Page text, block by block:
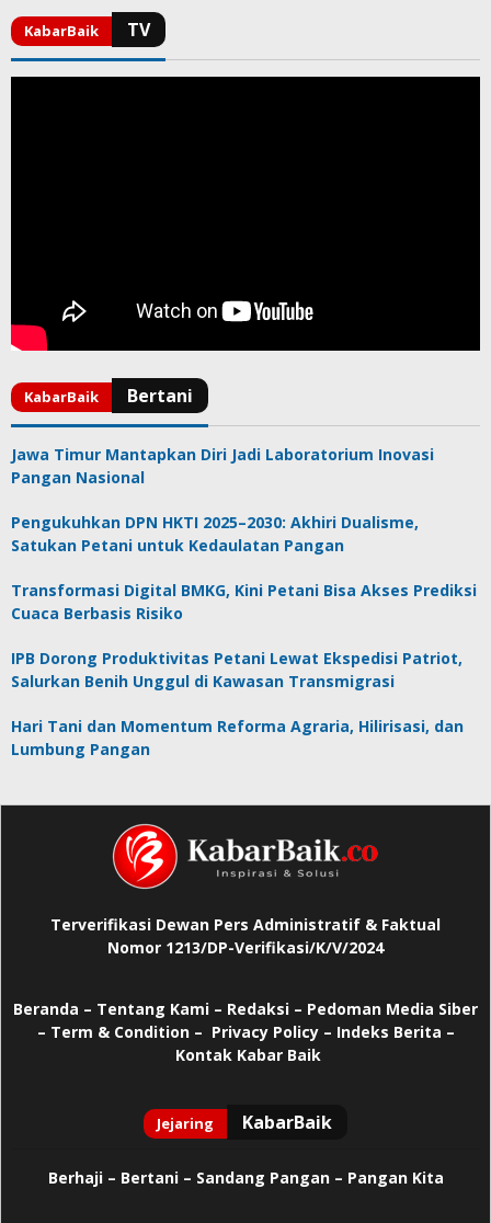
Jawa Timur Mantapkan Diri Jadi Laboratorium Inovasi
Pangan Nasional
Pengukuhkan DPN HKTI 2025–2030: Akhiri Dualisme,
Satukan Petani untuk Kedaulatan Pangan
Transformasi Digital BMKG, Kini Petani Bisa Akses Prediksi
Cuaca Berbasis Risiko
IPB Dorong Produktivitas Petani Lewat Ekspedisi Patriot,
Salurkan Benih Unggul di Kawasan Transmigrasi
Hari Tani dan Momentum Reforma Agraria, Hilirisasi, dan
Lumbung Pangan
Terverifikasi Dewan Pers Administratif & Faktual
Nomor 1213/DP-Verifikasi/K/V/2024
Beranda – Tentang Kami – Redaksi – Pedoman Media Siber
– Term & Condition – Privacy Policy– Indeks Berita –
Kontak Kabar Baik
Berhaji– Bertani – Sandang Pangan – Pangan Kita